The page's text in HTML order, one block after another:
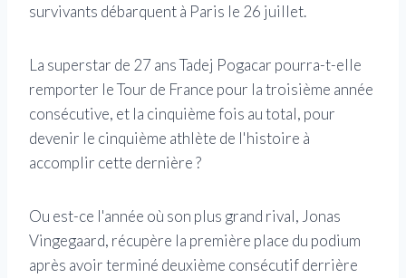
survivants débarquent à Paris le 26 juillet.
La superstar de 27 ans Tadej Pogacar pourra-t-elle
remporter le Tour de France pour la troisième année
consécutive, et la cinquième fois au total, pour
devenir le cinquième athlète de l'histoire à
accomplir cette dernière ?
Ou est-ce l'année où son plus grand rival, Jonas
Vingegaard, récupère la première place du podium
après avoir terminé deuxième consécutif derrière